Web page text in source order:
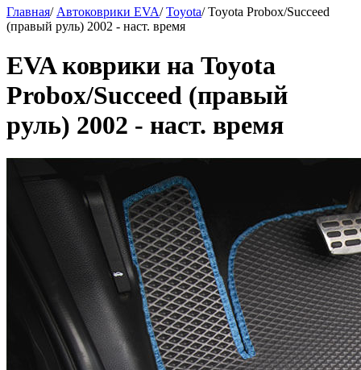
Главная/ Автоковрики EVA/Toyota/Toyota Probox/Succeed
(правый руль) 2002 - наст. время
EVA коврики на Toyota
Probox/Succeed (правый
руль) 2002 - наст. время